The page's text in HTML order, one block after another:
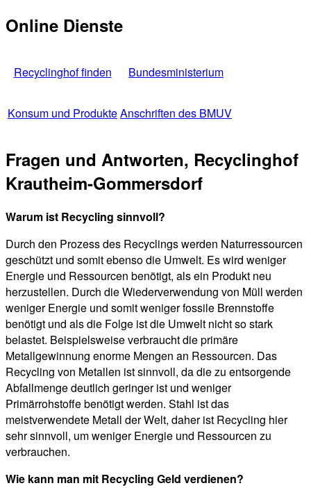
Online Dienste
Recyclinghof finden Bundesministerium
Konsum und ProdukteAnschriften des BMUV
Fragen und Antworten, Recyclinghof
Krautheim-Gommersdorf
Warum ist Recycling sinnvoll?
Durch den Prozess des Recyclings werden Naturressourcen
geschützt und somit ebenso die Umwelt. Es wird weniger
Energie und Ressourcen benötigt, als ein Produkt neu
herzustellen. Durch die Wiederverwendung von Müll werden
weniger Energie und somit weniger fossile Brennstoffe
benötigt und als die Folge ist die Umwelt nicht so stark
belastet. Beispielsweise verbraucht die primäre
Metallgewinnung enorme Mengen an Ressourcen. Das
Recycling von Metallen ist sinnvoll, da die zu entsorgende
Abfallmenge deutlich geringer ist und weniger
Primärrohstoffe benötigt werden. Stahl ist das
meistverwendete Metall der Welt, daher ist Recycling hier
sehr sinnvoll, um weniger Energie und Ressourcen zu
verbrauchen.
Wie kann man mit Recycling Geld verdienen?